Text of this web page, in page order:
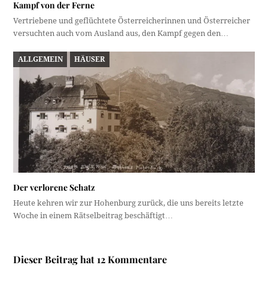
Kampf von der Ferne
Vertriebene und geflüchtete Österreicherinnen und Österreicher
versuchten auch vom Ausland aus, den Kampf gegen den…
ALLGEMEIN HÄUSER
Der verlorene Schatz
Heute kehren wir zur Hohenburg zurück, die uns bereits letzte
Woche in einem Rätselbeitrag beschäftigt…
Dieser Beitrag hat 12 Kommentare